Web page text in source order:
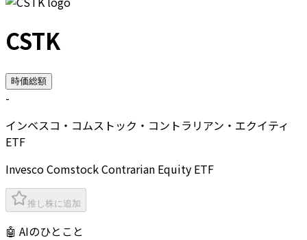
CSTK
時価総額
-
インベスコ・コムストック・コントラリアン・エクイティ
ETF
Invesco Comstock Contrarian Equity ETF
推し株に追加
🤖 AIのひとこと